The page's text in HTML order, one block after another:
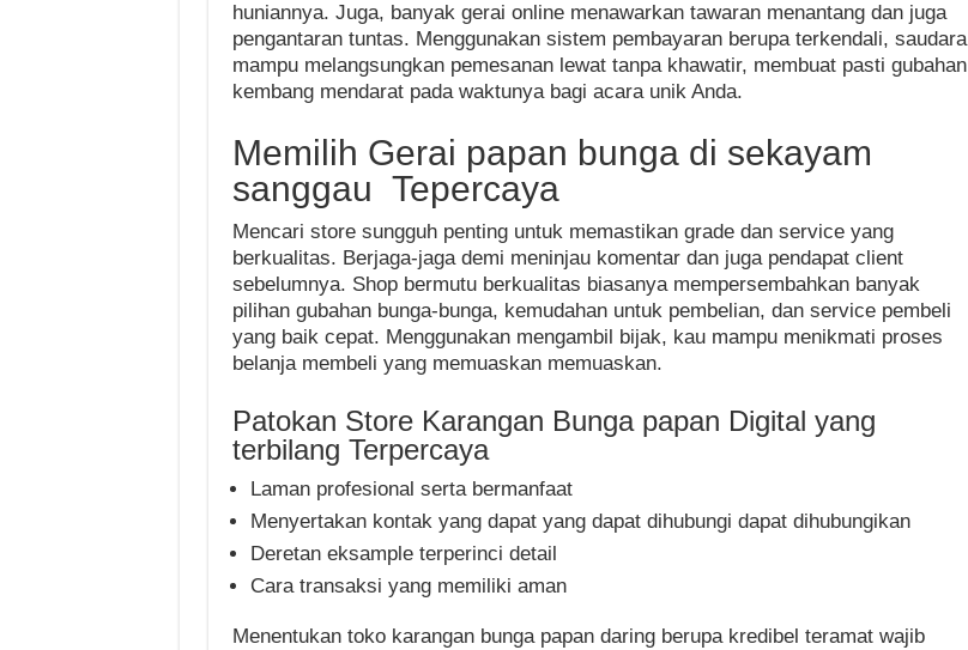
huniannya. Juga, banyak gerai online menawarkan tawaran menantang dan juga
pengantaran tuntas. Menggunakan sistem pembayaran berupa terkendali, saudara
mampu melangsungkan pemesanan lewat tanpa khawatir, membuat pasti gubahan
kembang mendarat pada waktunya bagi acara unik Anda.
Memilih Gerai papan bunga di sekayam
sanggau Tepercaya
Mencari store sungguh penting untuk memastikan grade dan service yang
berkualitas. Berjaga-jaga demi meninjau komentar dan juga pendapat client
sebelumnya. Shop bermutu berkualitas biasanya mempersembahkan banyak
pilihan gubahan bunga-bunga, kemudahan untuk pembelian, dan service pembeli
yang baik cepat. Menggunakan mengambil bijak, kau mampu menikmati proses
belanja membeli yang memuaskan memuaskan.
Patokan Store Karangan Bunga papan Digital yang
terbilang Terpercaya
Laman profesional serta bermanfaat
Menyertakan kontak yang dapat yang dapat dihubungi dapat dihubungikan
Deretan eksample terperinci detail
Cara transaksi yang memiliki aman
Menentukan toko karangan bunga papan daring berupa kredibel teramat wajib